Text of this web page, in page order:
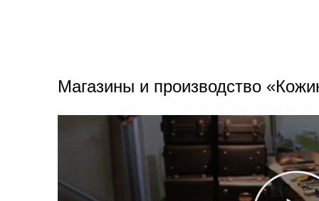
Магазины и производство